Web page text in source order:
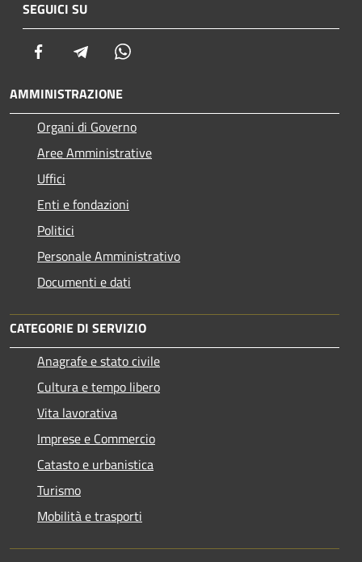
SEGUICI SU
Facebook Telegram
AMMINISTRAZIONE
Organi di Governo
Aree Amministrative
Uffici
Enti e fondazioni
Politici
Personale Amministrativo
Documenti e dati
CATEGORIE DI SERVIZIO
Anagrafe e stato civile
Cultura e tempo libero
Vita lavorativa
Imprese e Commercio
Catasto e urbanistica
Turismo
Mobilità e trasporti